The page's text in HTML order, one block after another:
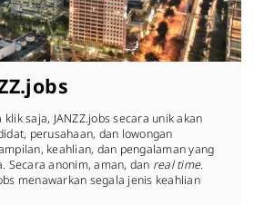
saja, JANZZ.jobs secara unik akan
perusahaan, dan lowongan
keahlian, dan pengalaman yang
Secara anonim, aman, dan real time.
menawarkan segala jenis keahlian